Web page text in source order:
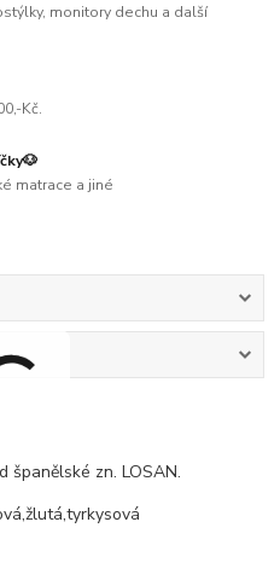
monitory dechu a další
Kč.
matrace a jiné
španělské zn. LOSAN.